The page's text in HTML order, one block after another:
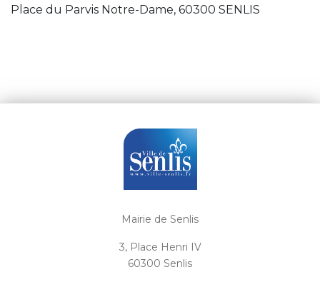
Place du Parvis Notre-Dame, 60300 SENLIS
Mairie de Senlis
3, Place Henri IV
60300 Senlis